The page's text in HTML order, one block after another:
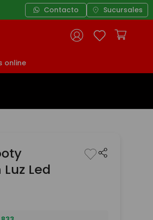
Contacto Sucursales
online
Led